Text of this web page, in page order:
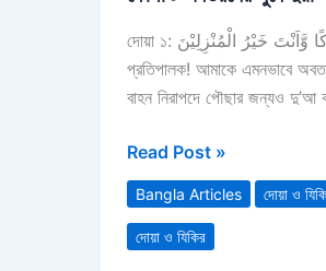
দোয়া ১: رَّبِّ اَنْزِلْنِىْ مُنْزَلًا مُّبٰـرَكًا وَّاَنْتَ خَيْرُ الْمُنْزِلِيْنَ রব্বি আনযীলনি-মুন যালাম মুবারকাও ওয়া আন্তা খইরুল মুনযীলিন। *‘হে আমার
প্রতিপালক! আমাকে এমনভাবে
বাহন নিরাপদে পৌছার জন্যও
দুয়া
Read Post »
Bangla Articles দোয়া ও
দোয়া ও যিকির